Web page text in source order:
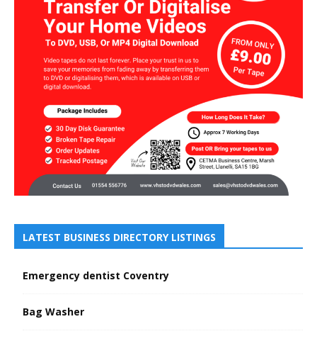
LATEST BUSINESS DIRECTORY LISTINGS
Emergency dentist Coventry
Bag Washer